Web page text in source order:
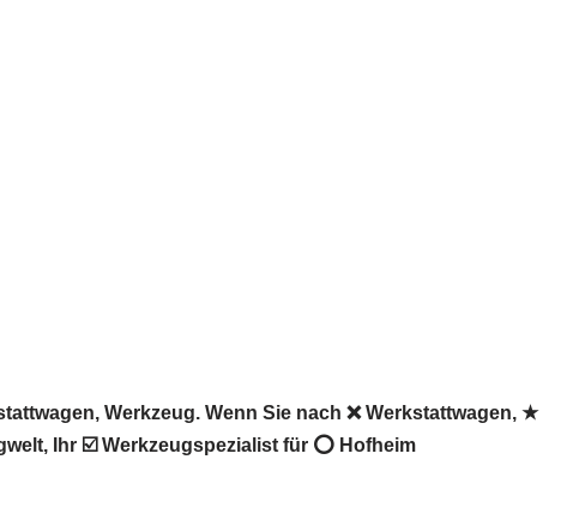
Werkzeug. Wenn Sie nach ❌ Werkstattwagen, ★
Ihr ☑️ Werkzeugspezialist für ⭕ Hofheim